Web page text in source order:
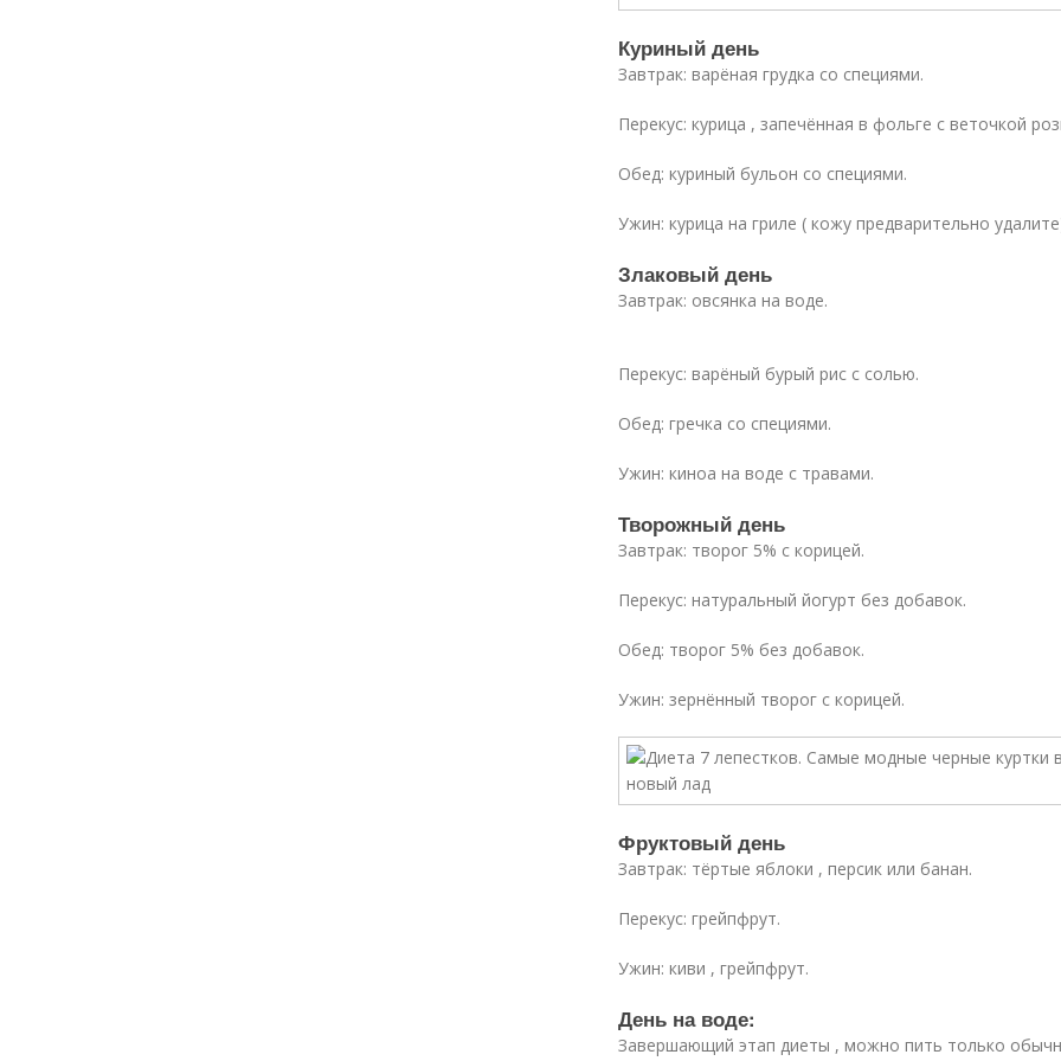
Куриный день
Завтрак: варёная грудка со специями.
Перекус: курица , запечённая в фольге с веточкой
Обед: куриный бульон со специями.
Ужин: курица на гриле ( кожу предварительно
Злаковый день
Завтрак: овсянка на воде.
Перекус: варёный бурый рис с солью.
Обед: гречка со специями.
Ужин: киноа на воде с травами.
Творожный день
Завтрак: творог 5% с корицей.
Перекус: натуральный йогурт без добавок.
Обед: творог 5% без добавок.
Ужин: зернённый творог с корицей.
Фруктовый день
Завтрак: тёртые яблоки , персик или банан.
Перекус: грейпфрут.
Ужин: киви , грейпфрут.
День на воде:
Завершающий этап диеты , можно пить только